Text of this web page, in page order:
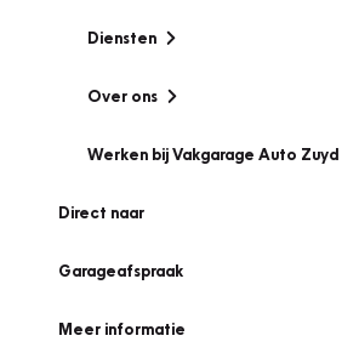
Diensten
Over ons
Werken bij Vakgarage Auto Zuyd
Direct naar
Garageafspraak
Meer informatie